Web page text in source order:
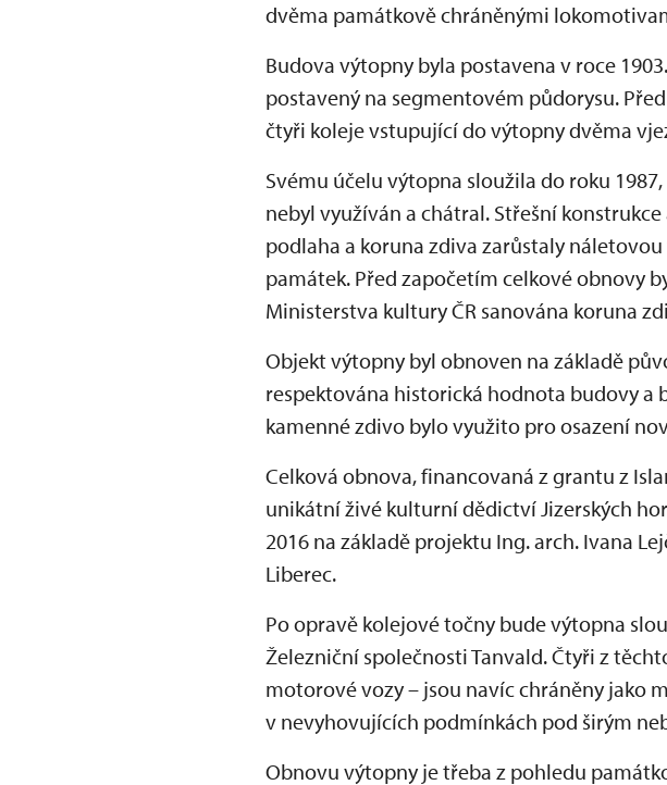
dvěma památkově chráněnými
Budova výtopny byla postavena v roce
postavený na segmentovém půdorysu.
čtyři koleje vstupující do výtopny dvěma
Svému účelu výtopna sloužila do roku
nebyl využíván a chátral. Střešní
podlaha a koruna zdiva zarůstaly
památek. Před započetím celkové obnovy
Ministerstva kultury ČR sanována koruna
Objekt výtopny byl obnoven na základě
respektována historická hodnota budovy
kamenné zdivo bylo využito pro osazení
Celková obnova, financovaná z grantu z
unikátní živé kulturní dědictví Jizerských
2016 na základě projektu Ing. arch. Ivana
Liberec.
Po opravě kolejové točny bude výtopna
Železniční společnosti Tanvald. Čtyři z
motorové vozy – jsou navíc chráněny jako
v nevyhovujících podmínkách pod širým
Obnovu výtopny je třeba z pohledu